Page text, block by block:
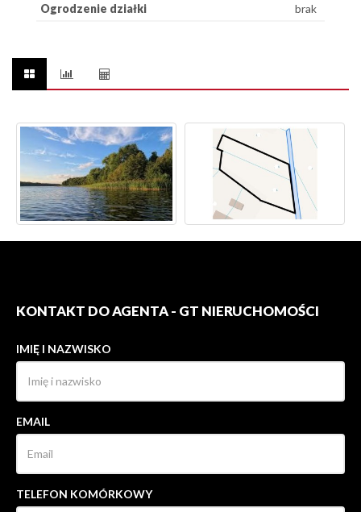
Ogrodzenie działki brak
KONTAKT DO AGENTA - GT NIERUCHOMOŚCI
IMIĘ I NAZWISKO
EMAIL
TELEFON KOMÓRKOWY